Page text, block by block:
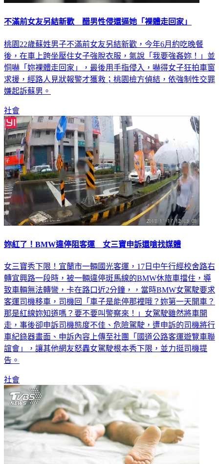
不滿前女友另結新歡 醋男性侵還逼她「裸體走回家」
桃園22歲蘇姓男子不滿前女友另結新歡，今年6月約吃晚餐
後，在車上跨坐壓住女子強脫衣服，氣說「我要強姦妳！」並
恫嚇「妳裸體走回家」，最後用手指侵入，嚇得女子狂拍車窗
求援，經路人見狀報警才獲救；桃園檢方偵結，依強制性交罪
嫌起訴蘇男。
社會
妳紅了！BMW違停阻客運 女三寶申訴還嗆找媒體
女三寶秀下限！宜蘭市一輛國光客運，17日中午行經校舍路右
轉宜興路一段時，被一輛違停斑馬線的BMW休旅車擋住，導
致車輛無法轉彎，卡在路口近2分鐘，，當時BMW女駕駛要求
客運司機移車，司機回「車子是能停那裡哦？妳第一天開車？
那是紅線妳知道嗎？要不要叫警察來！」女駕駛雖然將車開
走，事後卻申訴司機態度不佳、危險駕駛，遭申訴的司機將行
車紀錄器畫面、申訴內容上傳至社團「國道公路客運遊覽車聯
誼會」，讓其他網友怒轟女駕駛根本秀下限，並力挺司機提
告。
社會